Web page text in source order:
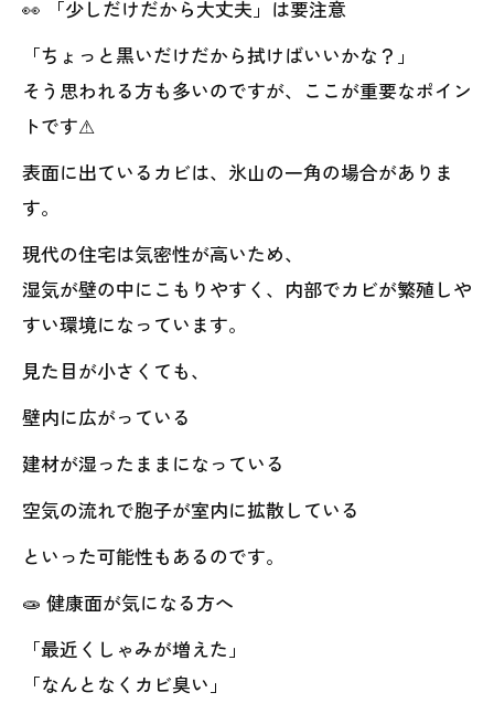
👀 「少しだけだから大丈夫」は要注意
「ちょっと黒いだけだから拭けばいいかな？」
そう思われる方も多いのですが、ここが重要なポイン
トです⚠
表面に出ているカビは、氷山の一角の場合がありま
す。
現代の住宅は気密性が高いため、
湿気が壁の中にこもりやすく、内部でカビが繁殖しや
すい環境になっています。
見た目が小さくても、
壁内に広がっている
建材が湿ったままになっている
空気の流れで胞子が室内に拡散している
といった可能性もあるのです。
🧫 健康面が気になる方へ
「最近くしゃみが増えた」
「なんとなくカビ臭い」